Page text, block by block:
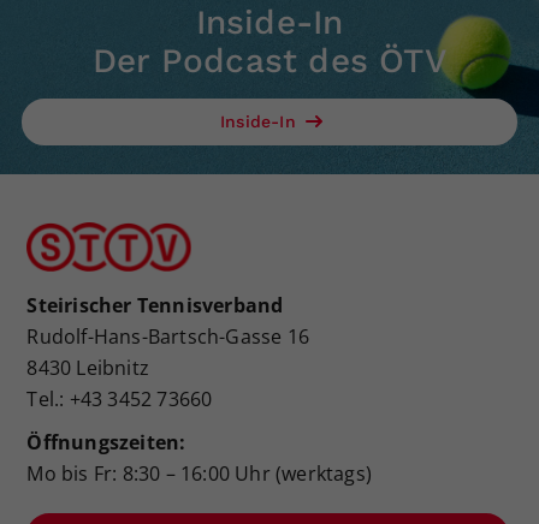
Inside-In
Der Podcast des ÖTV
Inside-In
Steirischer Tennisverband
Rudolf-Hans-Bartsch-Gasse 16
8430 Leibnitz
Tel.: +43 3452 73660
Öffnungszeiten:
Mo bis Fr: 8:30 – 16:00 Uhr (werktags)